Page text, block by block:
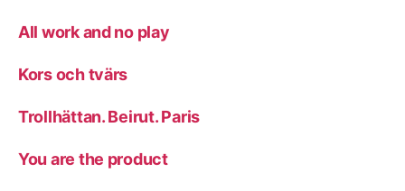
All work and no play
Kors och tvärs
Trollhättan. Beirut. Paris
You are the product